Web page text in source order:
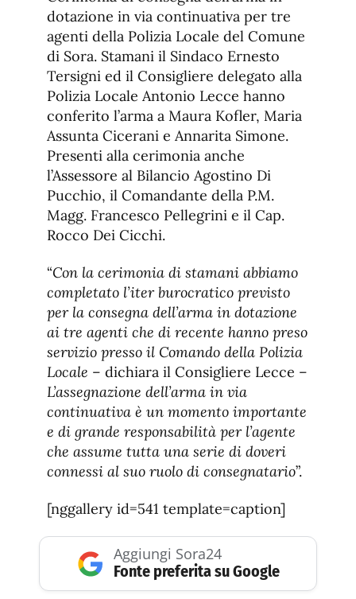
fuente.
dotazione in via continuativa per tre
agenti della Polizia Locale del Comune
di Sora. Stamani il Sindaco Ernesto
Tersigni ed il Consigliere delegato alla
Polizia Locale Antonio Lecce hanno
conferito l’arma a Maura Kofler, Maria
Assunta Cicerani e Annarita Simone.
Presenti alla cerimonia anche
l’Assessore al Bilancio Agostino Di
Pucchio, il Comandante della P.M.
Magg. Francesco Pellegrini e il Cap.
Rocco Dei Cicchi.
“Con la cerimonia di stamani abbiamo
completato l’iter burocratico previsto
per la consegna dell’arma in dotazione
ai tre agenti che di recente hanno preso
servizio presso il Comando della Polizia
Locale – dichiara il Consigliere Lecce –
L’assegnazione dell’arma in via
continuativa è un momento importante
e di grande responsabilità per l’agente
che assume tutta una serie di doveri
connessi al suo ruolo di consegnatario”.
[nggallery id=541 template=caption]
Aggiungi Sora24
Fonte preferita su Google